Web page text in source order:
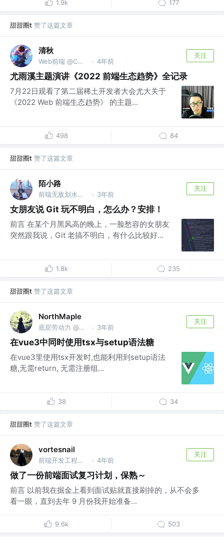
1.9k 177
甜甜圈t 赞了这篇文章
清秋
Web前端 @CMBC · 4年前
关注
尤雨溪主题演讲《2022 前端生态趋势》全记录
7月22日观看了第二届稀土开发者大会尤大关于
《2022 Web 前端生态趋势》 的主题...
498 84
甜甜圈t 赞了这篇文章
陌小路
前端无敌划水怪 @淘宝 · 3年前
关注
女朋友说 Git 玩不明白，怎么办？安排！
前言 在某个月黑风高的晚上，一脸愁容的女朋友
突然跟我说，Git 老搞不明白，有什么比较好...
1.8k 235
甜甜圈t 赞了这篇文章
NorthMaple
底层劳动力 @底层公司 · 3年前
关注
在vue3中同时使用tsx与setup语法糖
在vue3里使用tsx开发时,也能利用到setup语法
糖,无需return, 无需注册组...
38 34
甜甜圈t 赞了这篇文章
vortesnail
前端开发工程师 @emm · 4年前
关注
做了一份前端面试复习计划，保熟～
前言 以前我在掘金上看到面试贴就直接刷掉的，从不会多
看一眼，直到去年 9 月份我开始准备...
9.6k 503